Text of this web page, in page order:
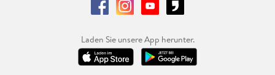
Laden Sie unsere App herunter.